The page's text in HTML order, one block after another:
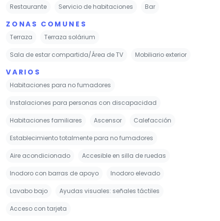
Restaurante Servicio de habitaciones Bar
ZONAS COMUNES
Terraza Terraza solárium
Sala de estar compartida/Área de TV Mobiliario exterior
VARIOS
Habitaciones para no fumadores
Instalaciones para personas con discapacidad
Habitaciones familiares Ascensor Calefacción
Establecimiento totalmente para no fumadores
Aire acondicionado Accesible en silla de ruedas
Inodoro con barras de apoyo Inodoro elevado
Lavabo bajo Ayudas visuales: señales táctiles
Acceso con tarjeta